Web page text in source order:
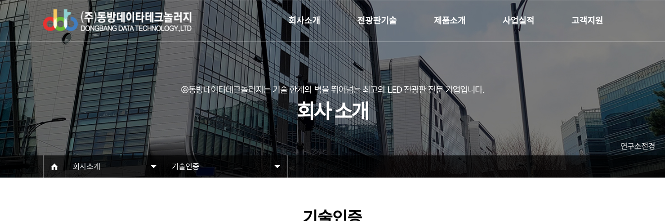
회사소개 전광판기술 제품소개 사업실적 고객지원
㈜동방데이타테크놀러지는 기술 한계의 벽을 뛰어넘는최고의 LED 전광판 전문 기업입니다.
회사 소개
연구소전경
회사소개 기술인증